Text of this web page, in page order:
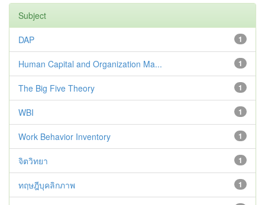
Subject
1
DAP
1
Human Capital and Organization Ma...
1
The Big Five Theory
1
WBI
1
Work Behavior Inventory
1
จิตวิทยา
1
ทฤษฎีบุคลิกภาพ